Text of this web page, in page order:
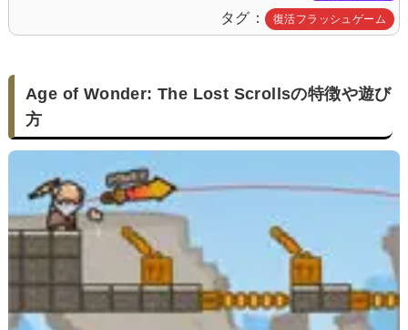
タグ 復活フラッシュゲーム
Age of Wonder: The Lost Scrollsの特徴や遊び
方